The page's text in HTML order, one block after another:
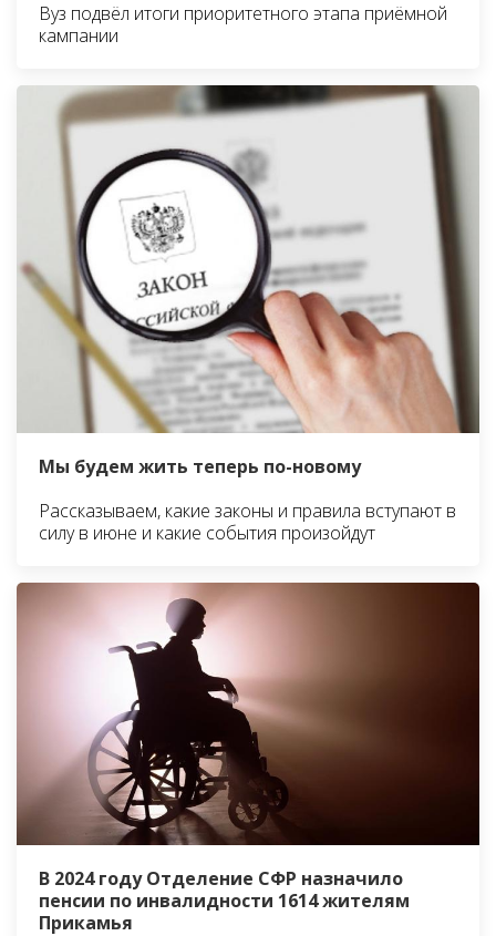
Вуз подвёл итоги приоритетного этапа приёмной
кампании
Мы будем жить теперь по-новому
Рассказываем, какие законы и правила вступают в
силу в июне и какие события произойдут
В 2024 году Отделение СФР назначило
пенсии по инвалидности 1614 жителям
Прикамья